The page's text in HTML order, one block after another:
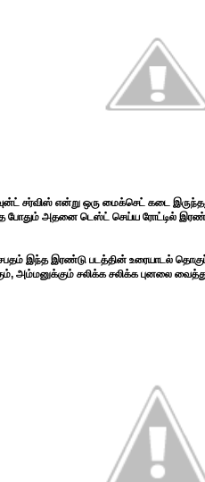
சர்விஸ் என்று ஒரு மைக்செட் கடை
போதும் அதனை டெஸ்ட் செய்ய ரோட்டில்
இந்த இரண்டு படத்தின் உரையாடல்
அம்மனுக்கும் சலிக்க சலிக்க புனலை